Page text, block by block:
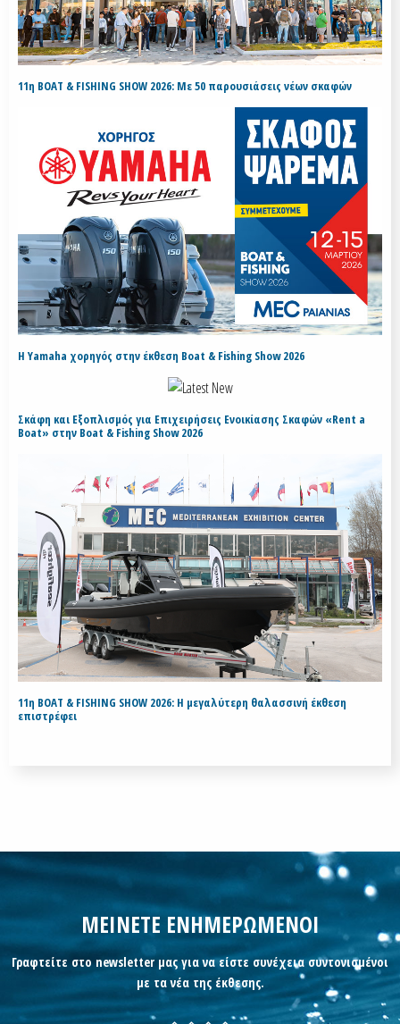
11η BOAT & FISHING SHOW 2026: Με 50 παρουσιάσεις νέων σκαφών
H Yamaha χορηγός στην έκθεση Boat & Fishing Show 2026
Σκάφη και Εξοπλισμός για Επιχειρήσεις Ενοικίασης Σκαφών «Rent a
Boat» στην Boat & Fishing Show 2026
11η BOAT & FISHING SHOW 2026: Η μεγαλύτερη θαλασσινή έκθεση
επιστρέφει
ΜΕΙΝΕΤΕ ΕΝΗΜΕΡΩΜΕΝΟΙ
Γραφτείτε στο newsletter μας για να είστε συνέχεια συντονισμένοι
με τα νέα της έκθεσης.